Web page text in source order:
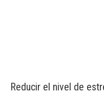
Reducir el nivel de